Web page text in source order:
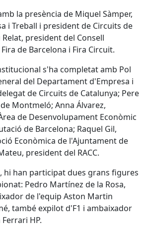
la presència de Miquel Sàmper,
i Treball i president de Circuits de
Relat, president del Consell
de Barcelona i Fira Circuit.
s'ha completat amb Pol
del Departament d'Empresa i
de Circuits de Catalunya; Pere
Montmeló; Anna Álvarez,
de Desenvolupament Econòmic
de Barcelona; Raquel Gil,
Econòmica de l'Ajuntament de
president del RACC.
hi han participat dues grans figures
Pedro Martínez de la Rosa,
de l'equip Aston Martin
també expilot d'F1 i ambaixador
HP.